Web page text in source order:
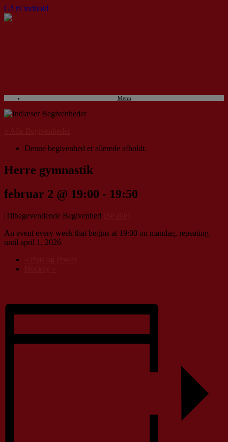
Gå til indhold
Menu
Denne begivenhed er allerede afholdt.
Herre gymnastik
februar 2 @ 19:00 - 19:50
|Tilbagevendende Begivenhed
An event every week that begins at 19:00 on mandag, repeating
until april 1, 2026